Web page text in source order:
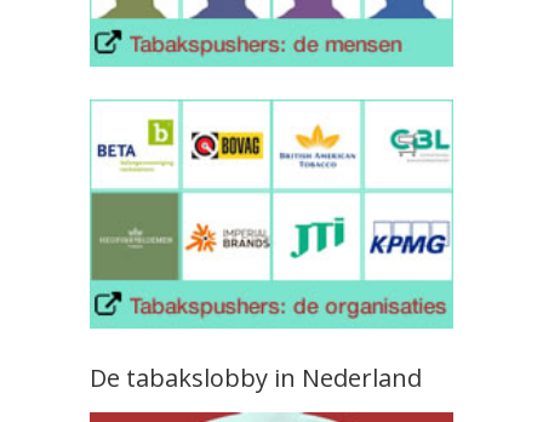
De tabakslobby in Nederland